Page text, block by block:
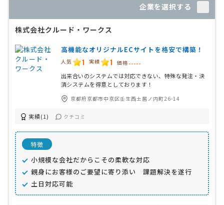
企業を選択する
株式会社クルード・ワークス
高機能なオリジナルECサイトを格安で構築！
人気 1 実績 1 価格 -----
出来合いのシステムでは対応できない、特殊な発注・決
済システムを得意としております！
京都府京都市中京区壬生西土居ノ内町26-14
実績(1) クチコミ
特徴
小規模な会社だからこその柔軟な対応
親身にお客様のご要望に寄り添い 課題解決を遂行
土日対応可能